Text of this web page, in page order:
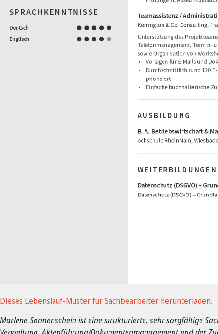
Dieses Lebenslauf-Muster für Sachbearbeiter herunterladen.
Marlene Sonnenschein ist eine strukturierte, sehr sorgfältige